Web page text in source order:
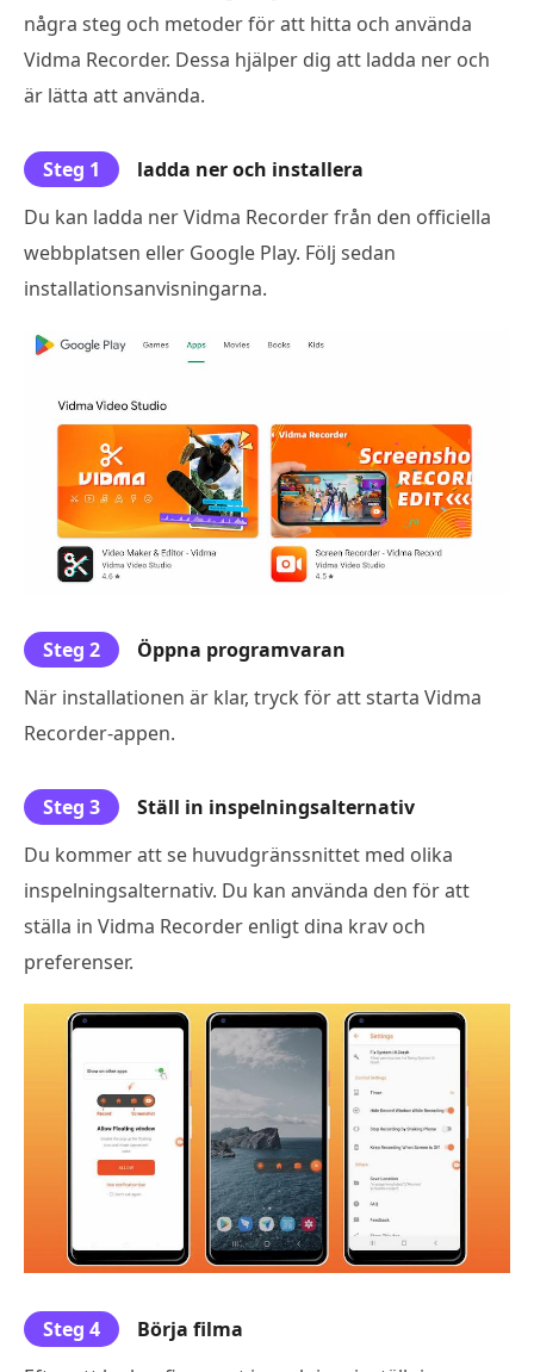
några steg och metoder för att hitta och använda
Vidma Recorder. Dessa hjälper dig att ladda ner och
är lätta att använda.
Steg 1
ladda ner och installera
Du kan ladda ner Vidma Recorder från den officiella
webbplatsen eller Google Play. Följ sedan
installationsanvisningarna.
Steg 2
Öppna programvaran
När installationen är klar, tryck för att starta Vidma
Recorder-appen.
Steg 3
Ställ in inspelningsalternativ
Du kommer att se huvudgränssnittet med olika
inspelningsalternativ. Du kan använda den för att
ställa in Vidma Recorder enligt dina krav och
preferenser.
Steg 4
Börja filma